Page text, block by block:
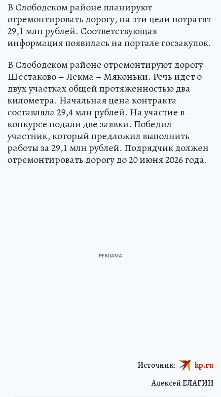
В Слободском районе планируют
отремонтировать дорогу, на эти цели потратят
29,1 млн рублей. Соответствующая
информация появилась на портале госзакупок.
В Слободском районе отремонтируют дорогу
Шестаково – Лекма – Мяконьки. Речь идет о
двух участках общей протяженностью два
километра. Начальная цена контракта
составляла 29,4 млн рублей. На участие в
конкурсе подали две заявки. Победил
участник, который предложил выполнить
работы за 29,1 млн рублей. Подрядчик должен
отремонтировать дорогу до 20 июня 2026 года.
Алексей ЕЛАГИН
Источник: kp.ru